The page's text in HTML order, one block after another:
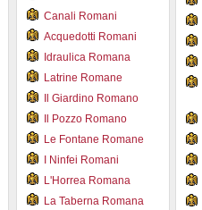
Canali Romani
Acquedotti Romani
Idraulica Romana
Latrine Romane
Il Giardino Romano
Il Pozzo Romano
Le Fontane Romane
I Ninfei Romani
L'Horrea Romana
La Taberna Romana